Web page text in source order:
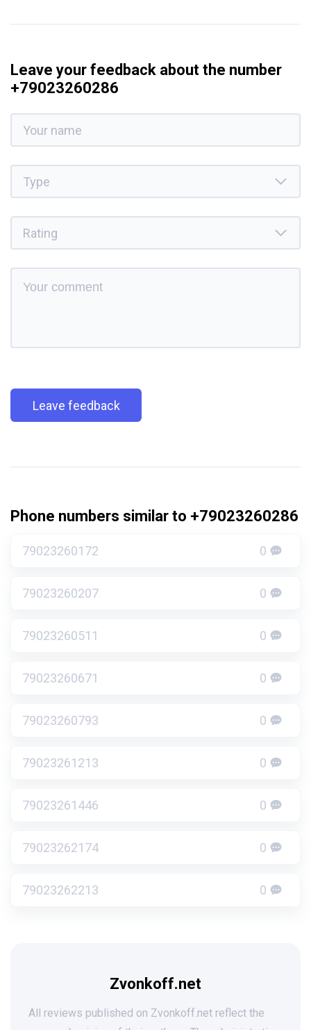
Leave your feedback about the number
+79023260286
Leave feedback
Phone numbers similar to +79023260286
79023260172 0
79023260207 0
79023260511 0
79023260671 0
79023260793 0
79023261213 0
79023261446 0
79023262174 0
79023262213 0
Zvonkoff.net
All reviews published on Zvonkoff.net reflect the